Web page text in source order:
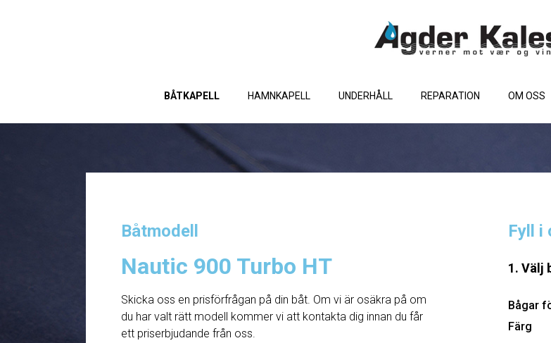
BÅTKAPELL HAMNKAPELL UNDERHÅLL REPARATION OM OSS
Båtmodell
Nautic 900 Turbo HT
Skicka oss en prisförfrågan på din båt. Om vi ​​är osäkra på om
du har valt rätt modell kommer vi att kontakta dig innan du får
ett priserbjudande från oss.
Fyll i
1. Välj
Bågar
Färg